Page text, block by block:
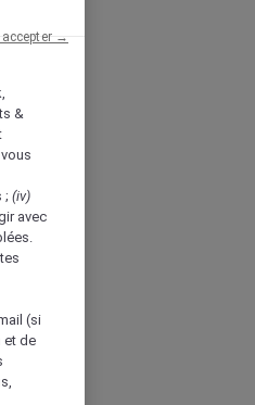
&
; (iv)
avec
(si
et de
→